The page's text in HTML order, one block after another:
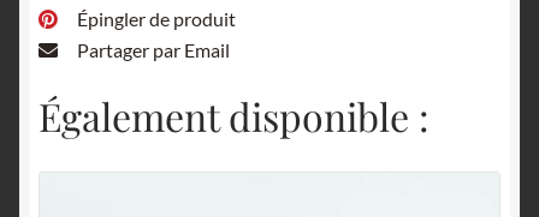
Épingler de produit
Partager par Email
Également disponible :